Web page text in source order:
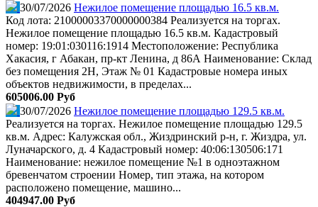
30/07/2026 Нежилое помещение площадью 16.5 кв.м.
Код лота: 21000003370000000384 Реализуется на торгах.
Нежилое помещение площадью 16.5 кв.м. Кадастровый
номер: 19:01:030116:1914 Местоположение: Республика
Хакасия, г Абакан, пр-кт Ленина, д 86А Наименование: Склад
без помещения 2Н, Этаж № 01 Кадастровые номера иных
объектов недвижимости, в пределах...
605006.00 Руб
30/07/2026 Нежилое помещение площадью 129.5 кв.м.
Реализуется на торгах. Нежилое помещение площадью 129.5
кв.м. Адрес: Калужская обл., Жиздринский р-н, г. Жиздра, ул.
Луначарского, д. 4 Кадастровый номер: 40:06:130506:171
Наименование: нежилое помещение №1 в одноэтажном
бревенчатом строении Номер, тип этажа, на котором
расположено помещение, машино...
404947.00 Руб